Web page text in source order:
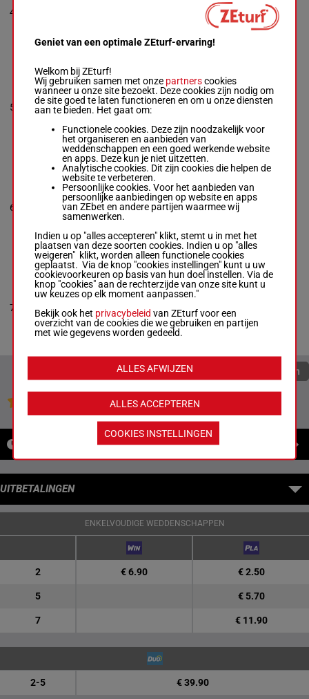
4
5
ENCHANTING
Ramon A.
Vazquez-Steven
M. Asmussen
Box: 5 -M/3 -
M/354.5
kg
1p (24)
4p
5
6
STREET COLORS
Enrique Portillo
- Taurino
M/4 -
8p 3p (24) 9p 4p
M/454.5
kg
8p 3p
(24) 9p
6
7
STUBBY
Elvin Gonzalez-
Dick Cappellucci
Box: 7 - M/3 -
54.5 kg
4p 7p (24) 2p 3p
M/3 kg
4p 7p
(24) 2p
3p 7p
Quoteringen verversen
Jouw favoriete paarden
UITBETALINGEN
ENKELVOUDIGE WEDDENSCHAPPEN
2 € 6.90 € 2.50
5 € 5.70
7 € 11.90
2-5 € 39.90
Geniet van een optimale ZEturf-ervaring!
Welkom bij ZEturf!
Wij gebruiken samen met onze partnerscookies
wanneer u onze site bezoekt. Deze cookies zijn nodig om
de site goed te laten functioneren en om u onze diensten
aan te bieden. Het gaat om:
Functionele cookies. Deze zijn noodzakelijk voor
het organiseren en aanbieden van
weddenschappen en een goed werkende website
en apps. Deze kun je niet uitzetten.
Analytische cookies. Dit zijn cookies die helpen de
website te verbeteren.
Persoonlijke cookies. Voor het aanbieden van
persoonlijke aanbiedingen op website en apps
van ZEbet en andere partijen waarmee wij
samenwerken.
Indien u op "alles accepteren" klikt, stemt u in met het
plaatsen van deze soorten cookies. Indien u op "alles
weigeren" klikt, worden alleen functionele cookies
geplaatst. Via de knop "cookies instellingen" kunt u uw
cookievoorkeuren op basis van hun doel instellen. Via de
knop "cookies" aan de rechterzijde van onze site kunt u
uw keuzes op elk moment aanpassen."
Bekijk ook het privacybeleid van ZEturf voor een
overzicht van de cookies die we gebruiken en partijen
met wie gegevens worden gedeeld.
ALLES ACCEPTEREN
ALLES AFWIJZEN
COOKIES INSTELLINGEN